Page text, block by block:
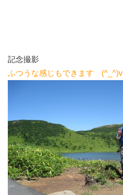
記念撮影
ふつうな感じもできます (^_^)v